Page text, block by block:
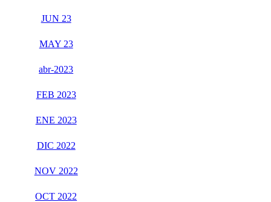
JUN 23
MAY 23
abr-2023
FEB 2023
ENE 2023
DIC 2022
NOV 2022
OCT 2022